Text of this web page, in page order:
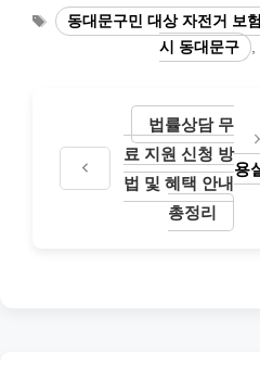
태
그
동대문구민 대상 자전거 보
시 동대문구
,
법률상담 무
료 지원 신청 방
법 및 혜택 안내
총정리
용